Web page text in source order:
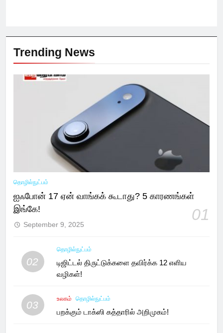
Trending News
தொழில்நுட்பம்
ஐஃபோன் 17 ஏன் வாங்கக் கூடாது? 5 காரணங்கள்
இங்கே!
01
September 9, 2025
02
தொழில்நுட்பம்
டிஜிட்டல் திருட்டுக்களை தவிர்க்க 12 எளிய
வழிகள்!
03
உலகம் தொழில்நுட்பம்
பறக்கும் டாக்ஸி கத்தாரில் அறிமுகம்!